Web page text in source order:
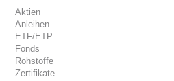
Aktien
Anleihen
ETF/ETP
Fonds
Rohstoffe
Zertifikate